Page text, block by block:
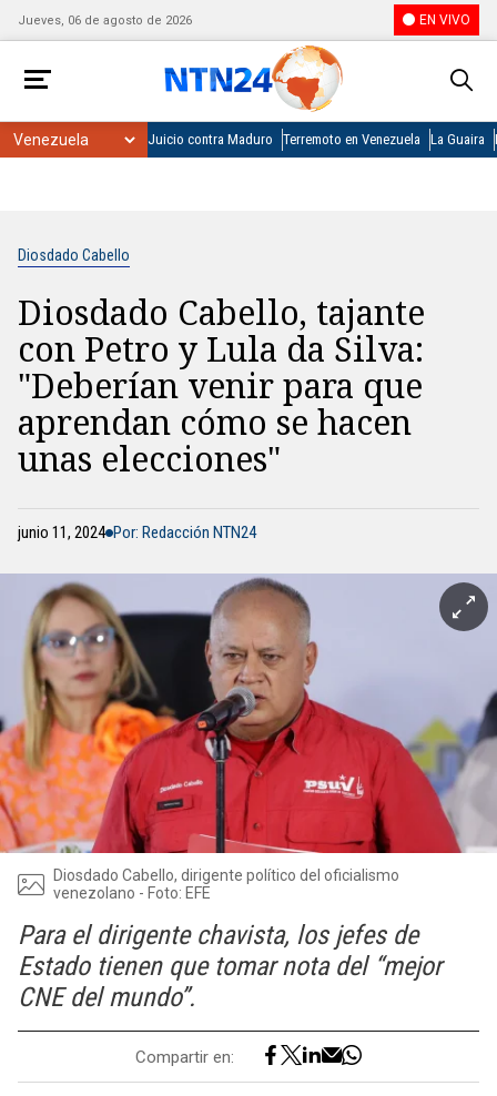
Jueves, 06 de agosto de 2026 EN VIVO
Juicio contra Maduro Terremoto en Venezuela La Guaira
Diosdado Cabello
Diosdado Cabello, tajante
con Petro y Lula da Silva:
"Deberían venir para que
aprendan cómo se hacen
unas elecciones"
junio 11, 2024 Por: Redacción NTN24
Diosdado Cabello, dirigente político del oficialismo
venezolano - Foto: EFE
Para el dirigente chavista, los jefes de
Estado tienen que tomar nota del “mejor
CNE del mundo”.
Compartir en: